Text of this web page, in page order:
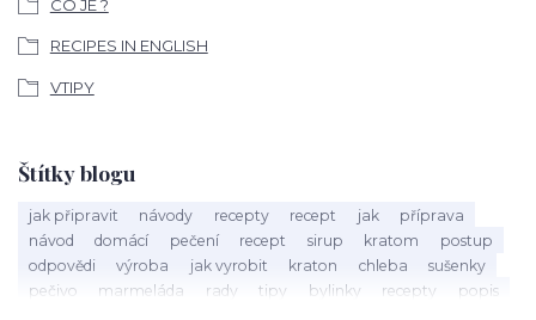
CO JE ?
RECIPES IN ENGLISH
VTIPY
Štítky blogu
jak připravit návody recepty recept jak
příprava
návod
domácí pečení recept sirup kratom
postup
odpovědi
výroba jak vyrobit kraton chleba
sušenky
pečivo
marmeláda rady tipy bylinky recepty
popis